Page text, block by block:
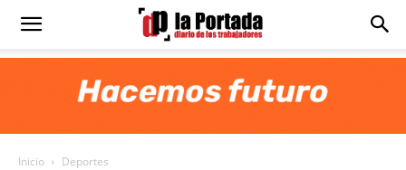
Diario
Inicio Deportes